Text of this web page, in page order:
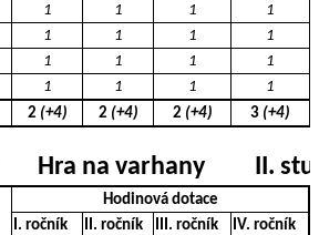
1 1 1
1
1 1 1
1
1 1 1
1
1 1 1
1
2 (+4) 2 (+4) 2 (+4) 3 (+4)
Hra na varhany II.
Hodinová dotace
I. ročník
II. ročník III. ročník
IV. ročník